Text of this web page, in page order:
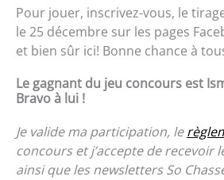
Pour jouer, inscrivez-vous, le
le 25 décembre sur les pages
et bien sûr ici! Bonne chance à
Le gagnant du jeu concours est
Bravo à lui !
Je valide ma participation, le
concours et j’accepte de recevoir
ainsi que les newsletters So